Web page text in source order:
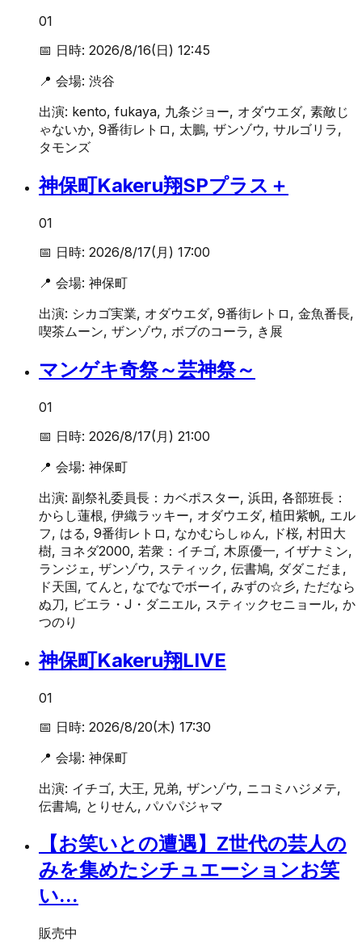
01
📅 日時: 2026/8/16(日) 12:45
📍 会場: 渋谷
出演: kento, fukaya, 九条ジョー, オダウエダ, 素敵じ
ゃないか, 9番街レトロ, 太鵬, ザンゾウ, サルゴリラ,
タモンズ
神保町Kakeru翔SPプラス＋
01
📅 日時: 2026/8/17(月) 17:00
📍 会場: 神保町
出演: シカゴ実業, オダウエダ, 9番街レトロ, 金魚番長,
喫茶ムーン, ザンゾウ, ボブのコーラ, き展
マンゲキ奇祭～芸神祭～
01
📅 日時: 2026/8/17(月) 21:00
📍 会場: 神保町
出演: 副祭礼委員長：カベポスター, 浜田, 各部班長：
からし蓮根, 伊織ラッキー, オダウエダ, 植田紫帆, エル
フ, はる, 9番街レトロ, なかむらしゅん, ド桜, 村田大
樹, ヨネダ2000, 若衆：イチゴ, 木原優一, イザナミン,
ランジェ, ザンゾウ, スティック, 伝書鳩, ダダこだま,
ド天国, てんと, なでなでボーイ, みずの☆彡, ただなら
ぬ刀, ビエラ・J・ダニエル, スティックセニョール, か
つのり
神保町Kakeru翔LIVE
01
📅 日時: 2026/8/20(木) 17:30
📍 会場: 神保町
出演: イチゴ, 大王, 兄弟, ザンゾウ, ニコミハジメテ,
伝書鳩, とりせん, パパパジャマ
【お笑いとの遭遇】Z世代の芸人の
みを集めたシチュエーションお笑
い...
販売中